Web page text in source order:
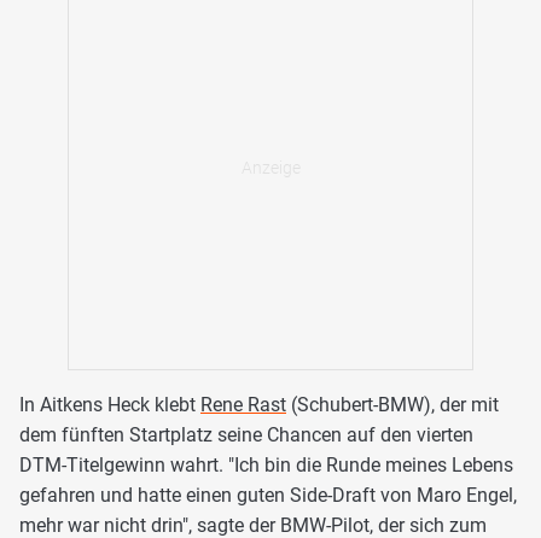
In Aitkens Heck klebt Rene Rast (Schubert-BMW), der mit
dem fünften Startplatz seine Chancen auf den vierten
DTM-Titelgewinn wahrt. "Ich bin die Runde meines Lebens
gefahren und hatte einen guten Side-Draft von Maro Engel,
mehr war nicht drin", sagte der BMW-Pilot, der sich zum